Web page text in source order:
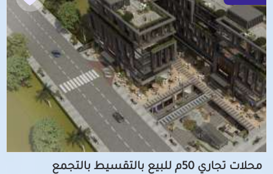
محلات تجاري 50م للبيع بالتقسيط بالتجمع